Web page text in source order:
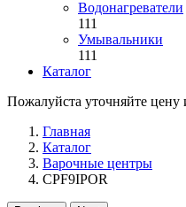
Водонагреватели
111
Умывальники
111
Каталог
Пожалуйста уточняйте цену
Главная
Каталог
Варочные центры
CPF9IPOR